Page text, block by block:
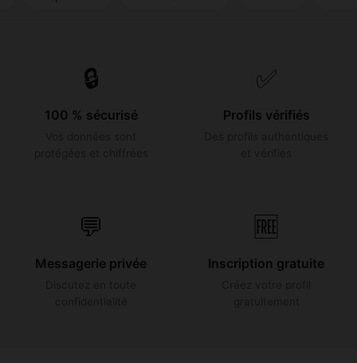
🔒
100 % sécurisé
✅
Profils vérifiés
💬
Messagerie privée
🆓
Inscription gratuite